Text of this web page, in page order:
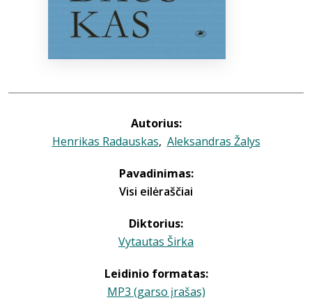
Autorius:
Henrikas Radauskas, Aleksandras Žalys
Pavadinimas:
Visi eilėraščiai
Diktorius:
Vytautas Širka
Leidinio formatas:
MP3 (garso įrašas)